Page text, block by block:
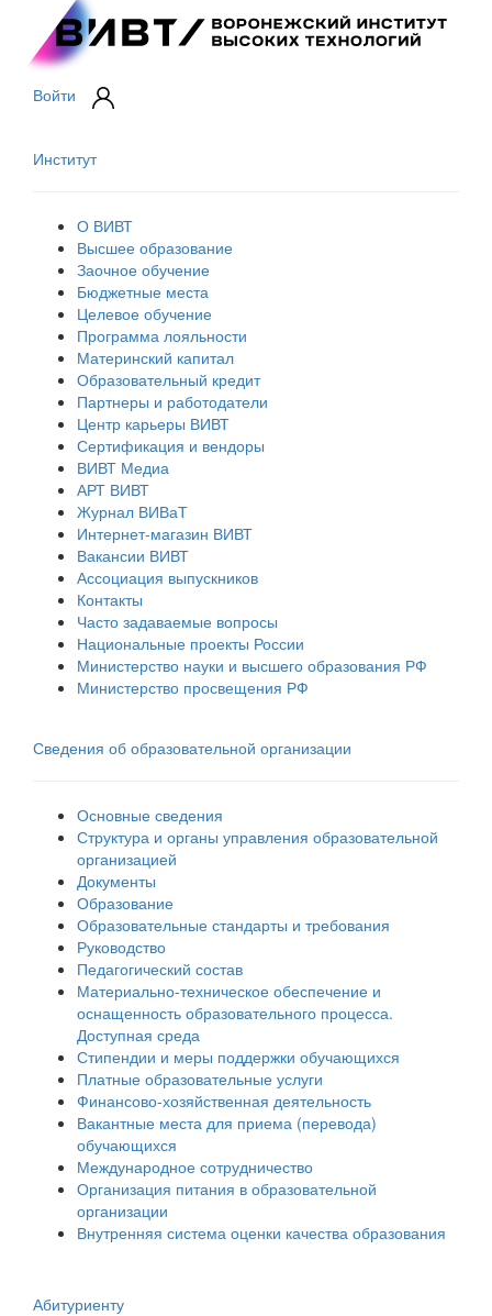
Войти
Институт
О ВИВТ
Высшее образование
Заочное обучение
Бюджетные места
Целевое обучение
Программа лояльности
Материнский капитал
Образовательный кредит
Партнеры и работодатели
Центр карьеры ВИВТ
Сертификация и вендоры
ВИВТ Медиа
АРТ ВИВТ
Журнал ВИВаТ
Интернет-магазин ВИВТ
Вакансии ВИВТ
Ассоциация выпускников
Контакты
Часто задаваемые вопросы
Национальные проекты России
Министерство науки и высшего образования РФ
Министерство просвещения РФ
Сведения об образовательной организации
Основные сведения
Структура и органы управления образовательной
организацией
Документы
Образование
Образовательные стандарты и требования
Руководство
Педагогический состав
Материально-техническое обеспечение и
оснащенность образовательного процесса.
Доступная среда
Стипендии и меры поддержки обучающихся
Платные образовательные услуги
Финансово-хозяйственная деятельность
Вакантные места для приема (перевода)
обучающихся
Международное сотрудничество
Организация питания в образовательной
организации
Внутренняя система оценки качества образования
Абитуриенту